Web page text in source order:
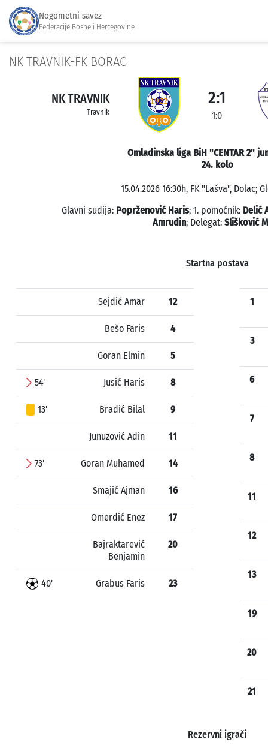
Nogometni savez
Federacije Bosne i Hercegovine
NK TRAVNIK-FK BORAC
NK TRAVNIK
Travnik
2:1
1:0
Omladinska liga BiH "CENTAR 2"
24. kolo
15.04.2026 16:30h, FK "Lašva", Dolac;
Glavni sudija: Poprženović Haris; 1. pomoćnik: Delić
Amrudin; Delegat: Slišković
Startna postava
Sejdić Amar 12
Bešo Faris 4
Goran Elmin 5
54' Jusić Haris 8
13' Bradić Bilal 9
Junuzović Adin 11
73' Goran Muhamed 14
Smajić Ajman 16
Omerdić Enez 17
Bajraktarević
Benjamin
20
40' Grabus Faris 23
1
3
6
7
8
11
12
13
19
20
21
Rezervni igrači